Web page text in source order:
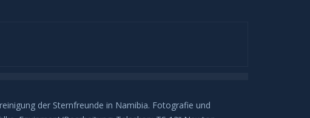
der Sternfreunde in Namibia. Fotografie und